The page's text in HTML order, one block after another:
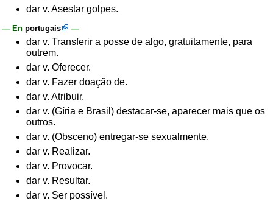
dar v. Asestar golpes.
— En portugais —
dar v. Transferir a posse de algo, gratuitamente, para
outrem.
dar v. Oferecer.
dar v. Fazer doação de.
dar v. Atribuir.
dar v. (Gíria e Brasil) destacar-se, aparecer mais que os
outros.
dar v. (Obsceno) entregar-se sexualmente.
dar v. Realizar.
dar v. Provocar.
dar v. Resultar.
dar v. Ser possível.